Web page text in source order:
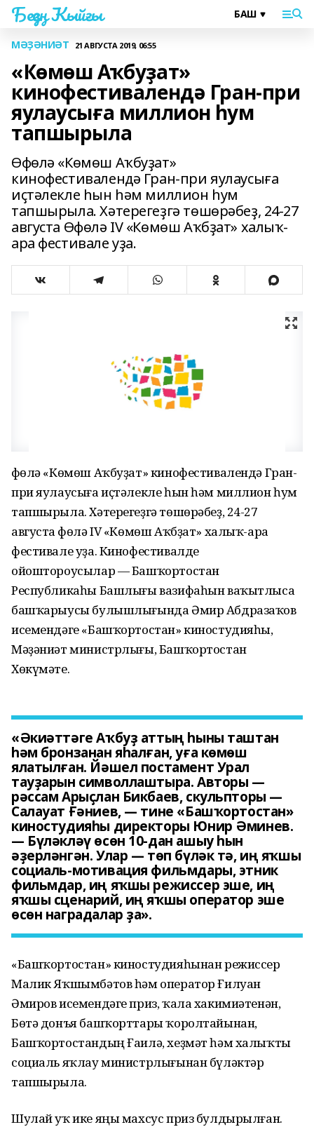
Беҙҙең Ҡыйғы
МӘҘӘНИӘТ 21 АВГУСТА 2019, 06:55
«Көмөш Аҡбуҙат»
кинофестивалендә Гран-при
яулаусыға миллион һум
тапшырыла
Өфөлә «Көмөш Аҡбуҙат»
кинофестивалендә Гран-при яулаусыға
иҫтәлекле һын һәм миллион һум
тапшырыла. Хәтерегеҙгә төшөрәбеҙ, 24-27
августа Өфөлә IV «Көмөш Аҡбҙат» халыҡ-
ара фестивале уҙа.
Өфөлә «Көмөш Аҡбуҙат» кинофестивалендә Гран-
при яулаусыға иҫтәлекле һын һәм миллион һум
тапшырыла. Хәтерегеҙгә төшөрәбеҙ, 24-27
августа Өфөлә IV «Көмөш Аҡбҙат» халыҡ-ара
фестивале уҙа. Кинофестивалде
ойоштороусылар — Башҡортостан
Республикаһы Башлығы вазифаһын ваҡытлыса
башҡарыусы булышлығында Әмир Абдразаҡов
исемендәге «Башҡортостан» киностудияһы,
Мәҙәниәт министрлығы, Башҡортостан
Хөкүмәте.
«Әкиәттәге Аҡбуҙ аттың һыны таштан
һәм бронзанан яһалған, уға көмөш
ялатылған. Йәшел постамент Урал
тауҙарын символлаштыра. Авторы —
рәссам Арыҫлан Бикбаев, скульпторы —
Салауат Ғәниев, — тине «Башҡортостан»
киностудияһы директоры Юнир Әминев.
— Бүләкләү өсөн 10-дан ашыу һын
әҙерләнгән. Улар — төп бүләк тә, иң яҡшы
социаль-мотивация фильмдары, этник
фильмдар, иң яҡшы режиссер эше, иң
яҡшы сценарий, иң яҡшы оператор эше
өсөн наградалар ҙа».
«Башҡортостан» киностудияһынан режиссер
Малик Яҡшымбәтов һәм оператор Ғилуан
Әмиров исемендәге приз, ҡала хакимиәтенән,
Бөтә донъя башҡорттары ҡоролтайынан,
Башҡортостандың Ғаилә, хеҙмәт һәм халыҡты
социаль яҡлау министрлығынан бүләктәр
тапшырыла.
Шулай уҡ ике яңы махсус приз булдырылған.